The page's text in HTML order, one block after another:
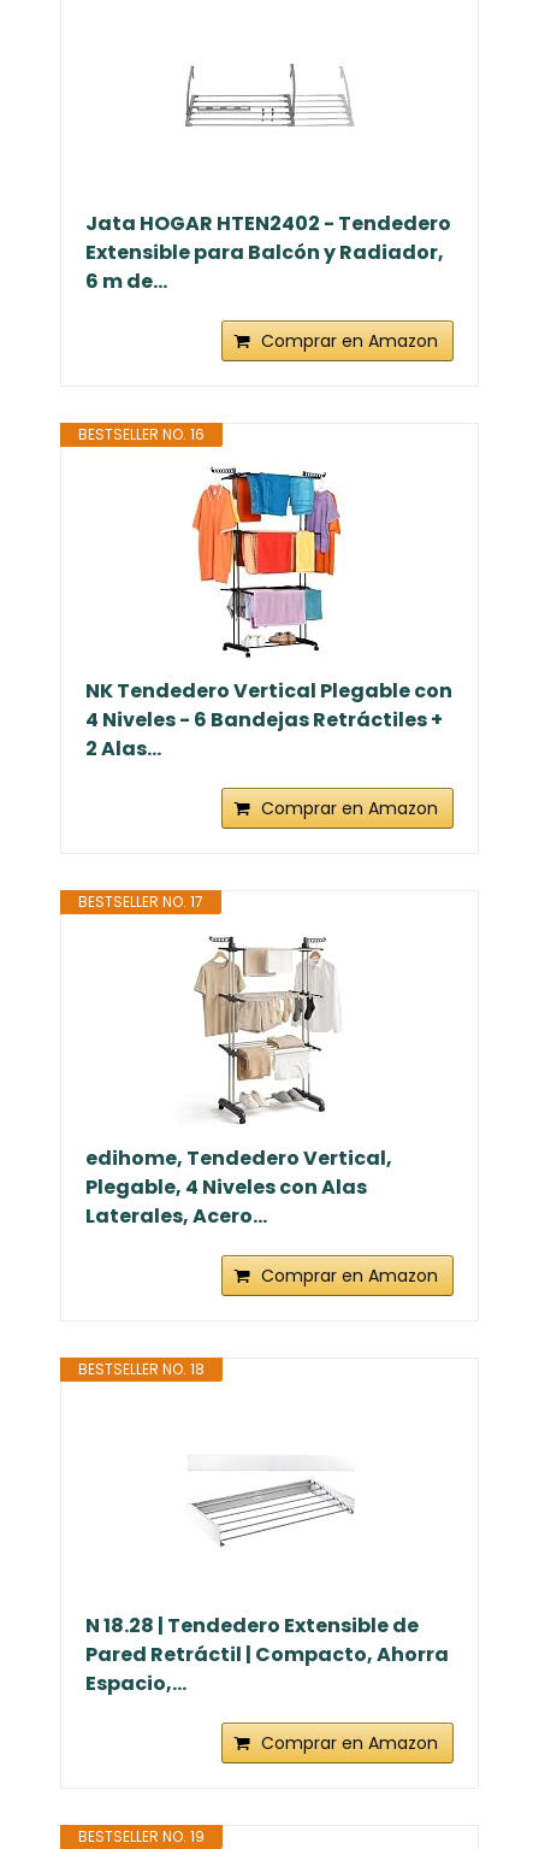
Jata HOGAR HTEN2402 - Tendedero
Extensible para Balcón y Radiador,
6 m de...
Comprar en Amazon
BESTSELLER NO. 16
NK Tendedero Vertical Plegable con
4 Niveles - 6 Bandejas Retráctiles +
2 Alas...
Comprar en Amazon
BESTSELLER NO. 17
edihome, Tendedero Vertical,
Plegable, 4 Niveles con Alas
Laterales, Acero...
Comprar en Amazon
BESTSELLER NO. 18
N 18.28 | Tendedero Extensible de
Pared Retráctil | Compacto, Ahorra
Espacio,...
Comprar en Amazon
BESTSELLER NO. 19